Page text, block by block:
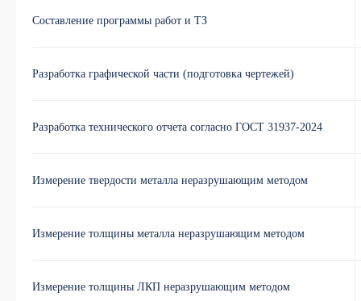
Составление программы работ и ТЗ
Разработка графической части (подготовка чертежей)
Разработка технического отчета согласно ГОСТ 31937-2024
Измерение твердости металла неразрушающим методом
Измерение толщины металла неразрушающим методом
Измерение толщины ЛКП неразрушающим методом